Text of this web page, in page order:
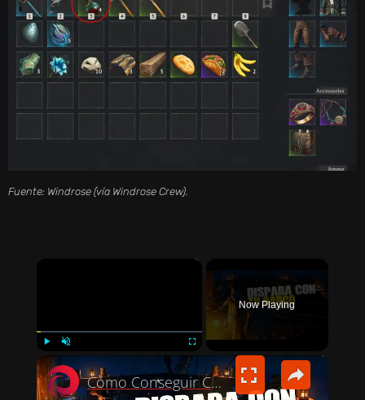
Fuente: Windrose (vía Windrose Crew).
×
FULLSCREEN
Now Playing
×
Cómo Conseguir CAÑONES para el BARCO en Windrose | Guía Rápida